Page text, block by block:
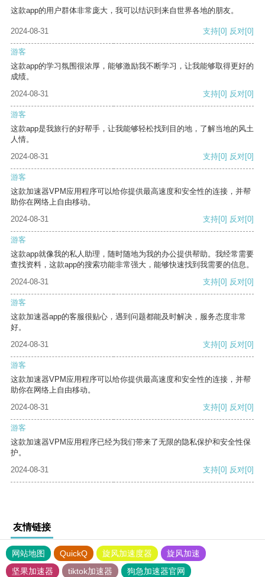
这款app的用户群体非常庞大，我可以结识到来自世界各地的朋友。
2024-08-31 支持[0] 反对[0]
游客
这款app的学习氛围很浓厚，能够激励我不断学习，让我能够取得更好的
成绩。
2024-08-31
支持[0] 反对[0]
游客
这款app是我旅行的好帮手，让我能够轻松找到目的地，了解当地的风土
人情。
2024-08-31
支持[0] 反对[0]
游客
这款加速器VPM应用程序可以给你提供最高速度和安全性的连接，并帮
助你在网络上自由移动。
2024-08-31
支持[0] 反对[0]
游客
这款app就像我的私人助理，随时随地为我的办公提供帮助。我经常需要
查找资料，这款app的搜索功能非常强大，能够快速找到我需要的信息。
2024-08-31
支持[0] 反对[0]
游客
这款加速器app的客服很贴心，遇到问题都能及时解决，服务态度非常
好。
2024-08-31
支持[0] 反对[0]
游客
这款加速器VPM应用程序可以给你提供最高速度和安全性的连接，并帮
助你在网络上自由移动。
2024-08-31
支持[0] 反对[0]
游客
这款加速器VPM应用程序已经为我们带来了无限的隐私保护和安全性保
护。
2024-08-31
支持[0] 反对[0]
友情链接
网站地图 QuickQ 旋风加速度器
旋风加速
坚果加速器
tiktok加速器
狗急加速器官网